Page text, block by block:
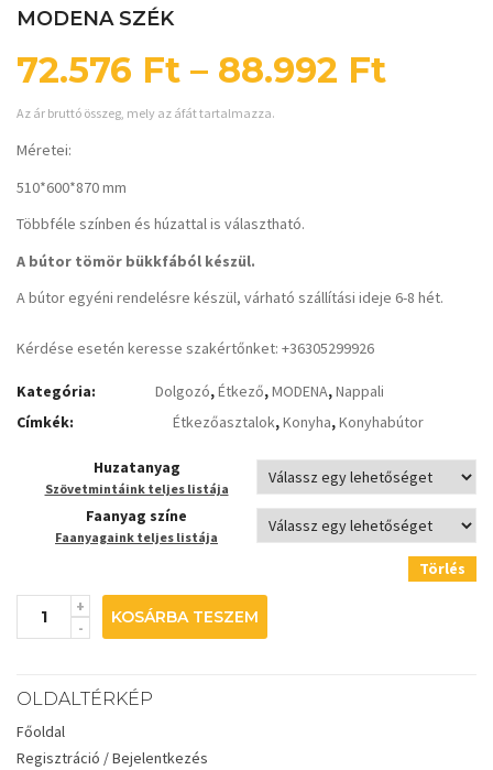
MODENA SZÉK
72.576 Ft – 88.992 Ft
Az ár bruttó összeg, mely az áfát tartalmazza.
Méretei:
510*600*870 mm
Többféle színben és húzattal is választható.
A bútor tömör bükkfából készül.
A bútor egyéni rendelésre készül, várható szállítási ideje 6-8 hét.
Kérdése esetén keresse szakértőnket: +36305299926
Kategória: Dolgozó,Étkező,MODENA,Nappali
Címkék:
Étkezőasztalok,Konyha,Konyhabútor
Huzatanyag
Szövetmintáink teljes listája
Faanyag színe
Faanyagaink teljes listája
Törlés
KOSÁRBA TESZEM
OLDALTÉRKÉP
Főoldal
Regisztráció / Bejelentkezés